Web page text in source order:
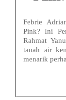
Febrie
Pink? Ini
Rahmat
tanah air
menarik